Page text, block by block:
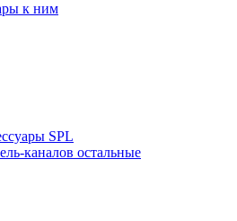
к ним
SPL
каналов остальные